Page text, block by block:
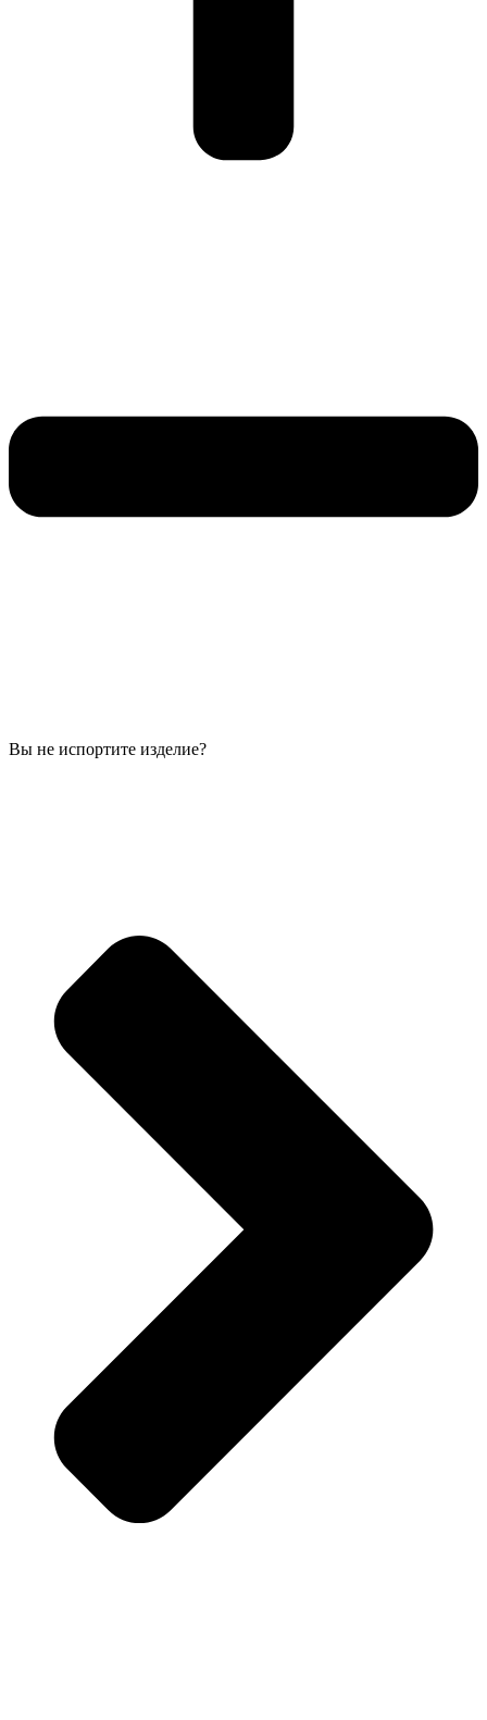
Вы не испортите изделие?